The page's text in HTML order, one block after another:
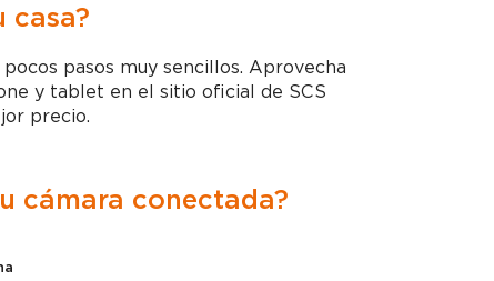
casa?
pocos pasos muy sencillos. Aprovecha
y tablet en el sitio oficial de SCS
precio.
cámara conectada?